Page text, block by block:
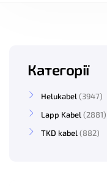
Категорії
Helukabel
3947
Lapp Kabel
2881
TKD kabel
882